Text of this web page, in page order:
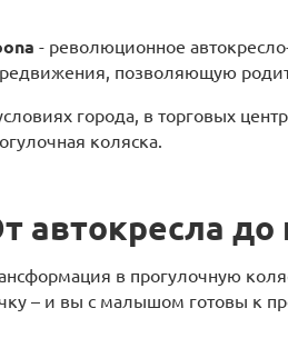
- революционное
позволяющую
города, в торговых
коляска.
автокресла до
в прогулочную
– и вы с малышом готовы к